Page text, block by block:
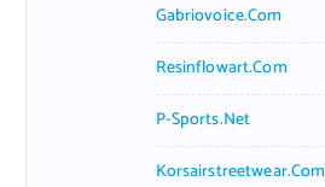
Gabriovoice.com
Resinflowart.com
P-Sports.net
Korsairstreetwear.com